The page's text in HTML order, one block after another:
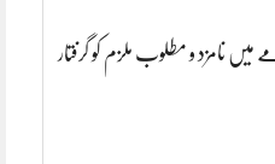
نامزد و مطلوب ملزم کو گرفتار